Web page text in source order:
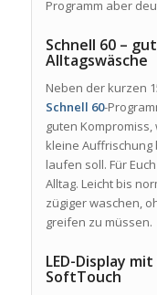
Programm aber
Schnell 60 –
Alltagswäsche
Neben der kurzen
Schnell 60-
guten
kleine
laufen soll. Für
Alltag. Leicht bis
zügiger waschen,
greifen zu müssen.
LED-Display
SoftTouch